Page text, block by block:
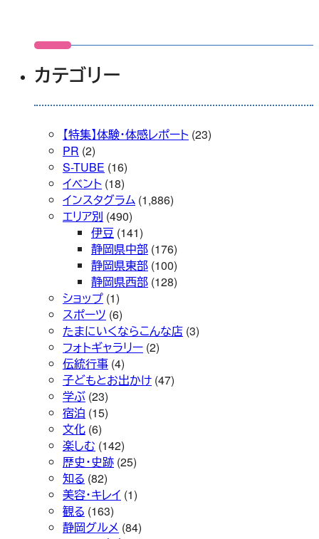
カテゴリー
【特集】体験・体感レポート (23)
PR (2)
S-TUBE (16)
イベント (18)
インスタグラム (1,886)
エリア別 (490)
伊豆 (141)
静岡県中部 (176)
静岡県東部 (100)
静岡県西部 (128)
ショップ (1)
スポーツ (6)
たまにいくならこんな店 (3)
フォトギャラリー (2)
伝統行事 (4)
子どもとお出かけ (47)
学ぶ (23)
宿泊 (15)
文化 (6)
楽しむ (142)
歴史・史跡 (25)
知る (82)
美容・キレイ (1)
観る (163)
静岡グルメ (84)